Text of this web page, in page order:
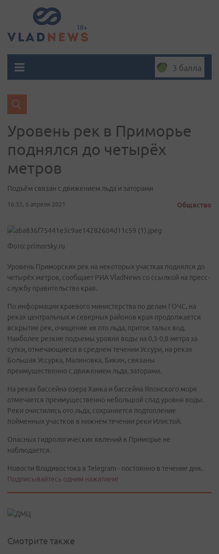
3 балла
Уровень рек в Приморье
поднялся до четырёх
метров
Подъём связан с движением льда и заторами
16:33, 6 апреля 2021 Общество
Фото: primorsky.ru
Уровень Приморских рек на некоторых участках поднялся до
четырёх метров, сообщает РИА VladNews со ссылкой на пресс-
службу правительства края.
По информации краевого министерства по делам ГОЧС, на
реках центральных и северных районов края продолжается
вскрытие рек, очищение их ото льда, приток талых вод.
Наиболее резкие подъемы уровня воды на 0,3-0,8 метра за
сутки, отмечающиеся в среднем течении Уссури, на реках
Большая Уссурка, Малиновка, Бикин, связаны
преимущественно с движением льда, заторами.
На реках бассейна озера Ханка и бассейна Японского моря
отмечается преимущественно небольшой спад уровня воды.
Реки очистились ото льда, сохраняется подтопление
пойменных участков в нижнем течении реки Илистой.
Опасных гидрологических явлений в Приморье не
наблюдается.
Новости Владивостока в Telegram - постоянно в течение дня.
Подписывайтесь одним нажатием!
Смотрите также